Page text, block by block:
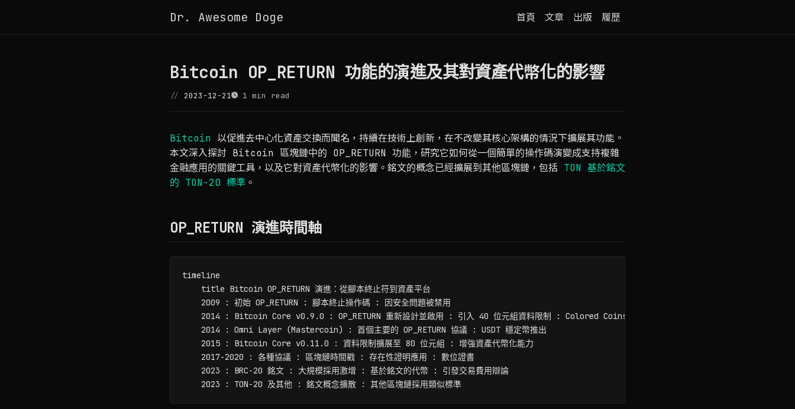
Dr. Awesome Doge 首頁 文章 出版 履歷
Bitcoin OP_RETURN 功能的演進及其對資產代幣化的影響
2023-12-21 1 min read
Bitcoin 以促進去中心化資產交換而聞名，持續在技術上創新，在不改變其核心架構的情況下擴展其功能。
本文深入探討 Bitcoin 區塊鏈中的 OP_RETURN 功能，研究它如何從一個簡單的操作碼演變成支持複雜
金融應用的關鍵工具，以及它對資產代幣化的影響。銘文的概念已經擴展到其他區塊鏈，包括 TON 基於銘文
的 TON-20 標準 。
OP_RETURN 演進時間軸
timeline
    title Bitcoin OP_RETURN 演進：從腳本終止符到資產平台
    2009 : 初始 OP_RETURN : 腳本終止操作碼 : 因安全問題被禁用
    2014 : Bitcoin Core v0.9.0 : OP_RETURN 重新設計並啟用 : 引入 40 位元組資料限制 : Colored Coins 和 Omni Layer 出現
    2014 : Omni Layer (Mastercoin) : 首個主要的 OP_RETURN 協議 : USDT 穩定幣推出
    2015 : Bitcoin Core v0.11.0 : 資料限制擴展至 80 位元組 : 增強資產代幣化能力
    2017-2020 : 各種協議 : 區塊鏈時間戳 : 存在性證明應用 : 數位證書
    2023 : BRC-20 銘文 : 大規模採用激增 : 基於銘文的代幣 : 引發交易費用辯論